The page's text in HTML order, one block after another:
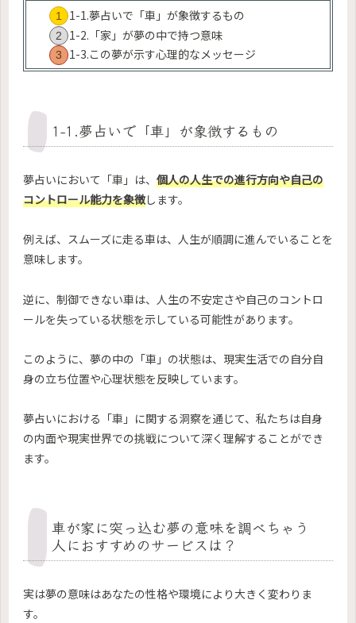
1-1.夢占いで「車」が象徴するもの
1-2.「家」が夢の中で持つ意味
1-3.この夢が示す心理的なメッセージ
1-1.夢占いで「車」が象徴するもの
夢占いにおいて「車」は、 個人の人生での進行方向や自己の
コントロール能力を象徴します。
例えば、スムーズに走る車は、人生が順調に進んでいることを
意味します。
逆に、制御できない車は、人生の不安定さや自己のコントロ
ールを失っている状態を示している可能性があります。
このように、夢の中の「車」の状態は、現実生活での自分自
身の立ち位置や心理状態を反映しています。
夢占いにおける「車」に関する洞察を通じて、私たちは自身
の内面や現実世界での挑戦について深く理解することができ
ます。
車が家に突っ込む夢の意味を調べちゃう
人におすすめのサービスは？
実は夢の意味はあなたの性格や環境により大きく変わりま
す。